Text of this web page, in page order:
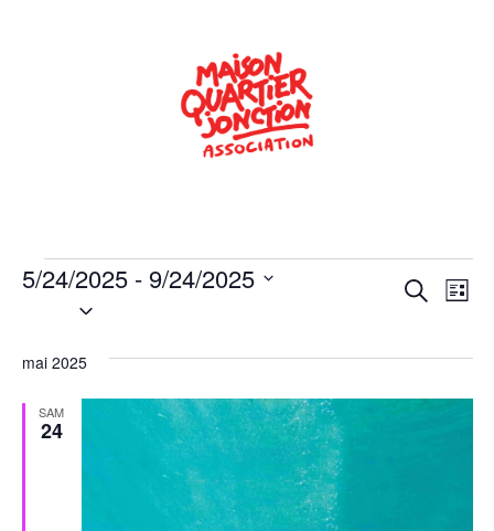
Recherche
Liste
5/24/2025 - 9/24/2025
Sélectionnez
mai 2025
SAM
24